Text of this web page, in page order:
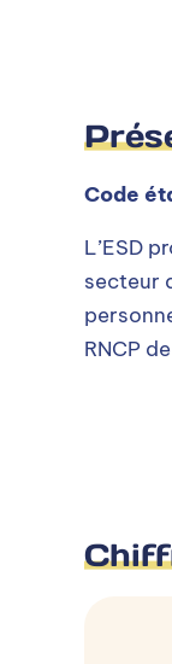
Code
L’ESD
secteur
RNCP